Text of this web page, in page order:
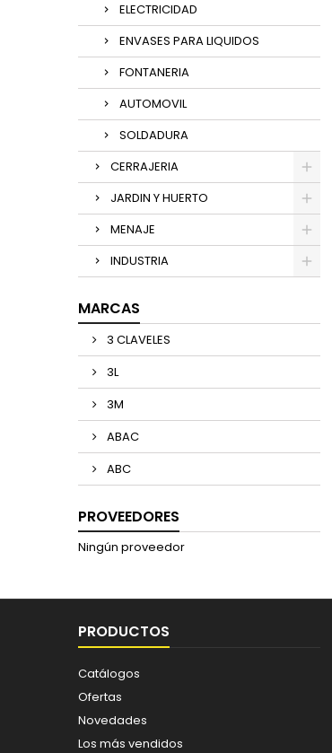
ELECTRICIDAD
ENVASES PARA LIQUIDOS
FONTANERIA
AUTOMOVIL
SOLDADURA
CERRAJERIA
JARDIN Y HUERTO
MENAJE
INDUSTRIA
MARCAS
3 CLAVELES
3L
3M
ABAC
ABC
PROVEEDORES
Ningún proveedor
PRODUCTOS
Catálogos
Ofertas
Novedades
Los más vendidos